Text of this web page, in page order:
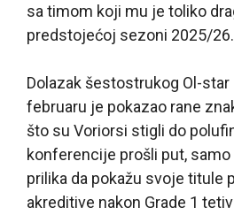
sa timom koji mu je toliko
predstojećoj sezoni 2025/26.
Dolazak šestostrukog Ol-star
februaru je pokazao rane
što su Voriorsi stigli do
konferencije prošli put, samo
prilika da pokažu svoje titule
akreditive nakon Grade 1